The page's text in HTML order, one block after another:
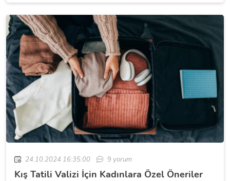
24.10.2024 16:35:00 9 yorum
Kış Tatili Valizi İçin Kadınlara Özel Öneriler